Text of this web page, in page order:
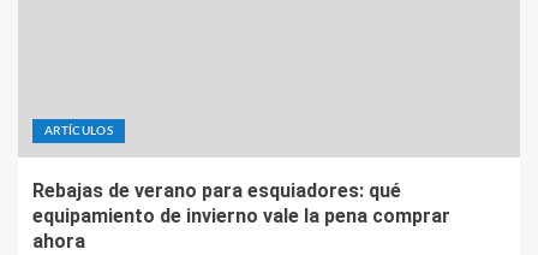
ARTÍCULOS
Rebajas de verano para esquiadores: qué
equipamiento de invierno vale la pena comprar
ahora